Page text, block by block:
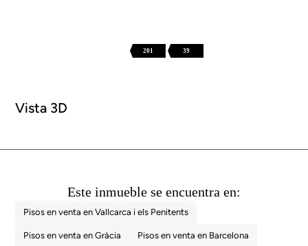
201 39
Vista 3D
Este inmueble se encuentra en:
Pisos en venta en Vallcarca i els Penitents
Pisos en venta en Gràcia Pisos en venta en Barcelona